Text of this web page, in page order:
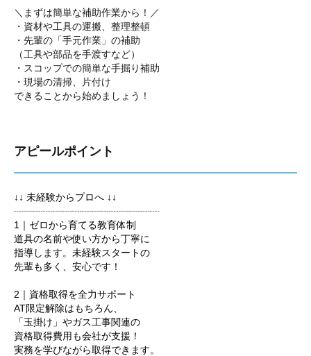
＼まずは簡単な補助作業から！／
・資材や工具の運搬、整理整頓
・先輩の「手元作業」の補助
（工具や部品を手渡すなど）
・スコップでの簡単な手掘り補助
・現場の清掃、片付け
できることから始めましょう！
アピールポイント
↓↓ 未経験からプロへ ↓↓
┈┈┈┈┈┈┈┈┈┈┈┈┈┈┈
1｜ゼロから育てる教育体制
道具の名前や使い方から丁寧に
指導します。未経験スタートの
先輩も多く、安心です！
2｜資格取得を全力サポート
AT限定解除はもちろん、
「玉掛け」やガス工事関連の
資格取得費用も会社が支援！
実務を学びながら取得できます。